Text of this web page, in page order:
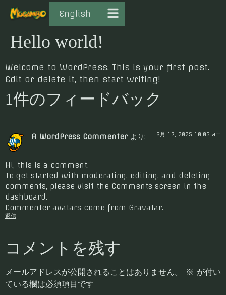
English
Hello world!
Welcome to WordPress. This is your first post.
Edit or delete it, then start writing!
1件のフィードバック
A WordPress Commenter より: 9月 17, 2025 10:05 am
Hi, this is a comment.
To get started with moderating, editing, and deleting
comments, please visit the Comments screen in the
dashboard.
Commenter avatars come from Gravatar.
返信
コメントを残す
メールアドレスが公開されることはありません。 ※ が付い
ている欄は必須項目です